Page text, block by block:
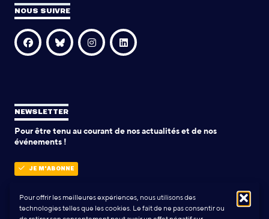
Pour offrir les meilleures expériences, nous utilisons des
technologies telles que les cookies. Le fait de ne pas consentir ou
NOUS SUIVRE
NEWSLETTER
Pour être tenu au courant de nos actualités et de nos
événements !
JE M'ABONNE
POLITIQUE DE CONFIDENTIALITÉ